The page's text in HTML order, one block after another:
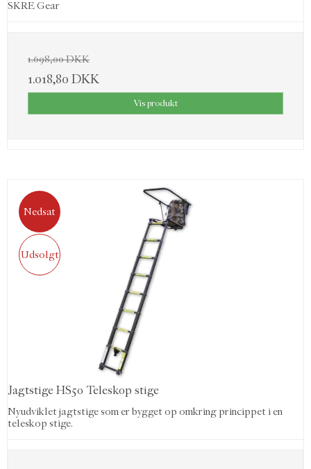
SKRE Gear
1.698,00 DKK
1.018,80 DKK
Vis produkt
Nedsat
Udsolgt
Jagtstige HS50 Teleskop stige
Nyudviklet jagtstige som er bygget op omkring princippet i en
teleskop stige.